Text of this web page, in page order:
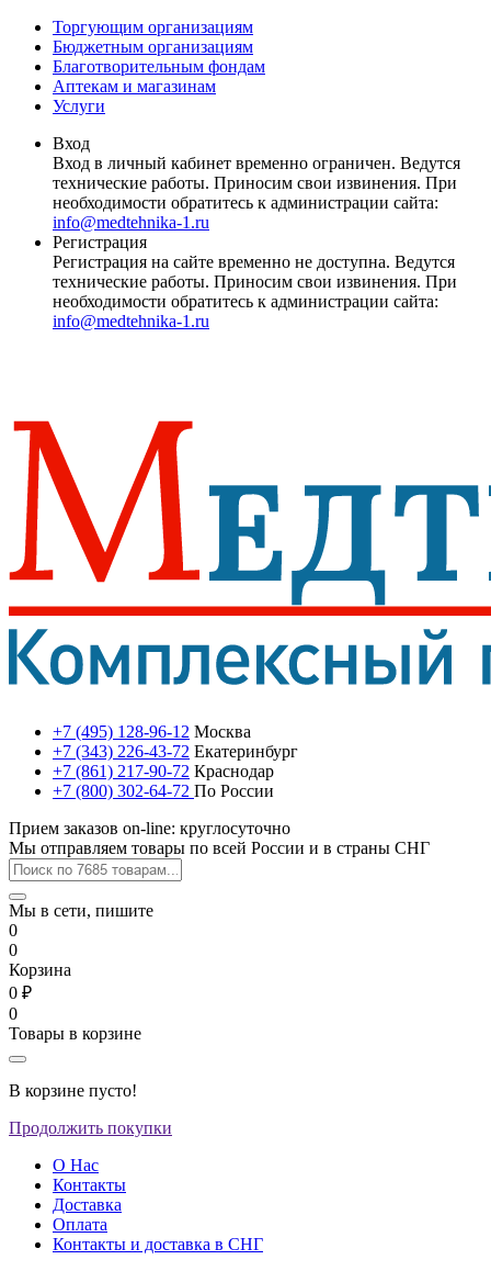
Торгующим организациям
Бюджетным организациям
Благотворительным фондам
Аптекам и магазинам
Услуги
Вход
Вход в личный кабинет временно ограничен. Ведутся
технические работы. Приносим свои извинения. При
необходимости обратитесь к администрации сайта:
info@medtehnika-1.ru
Регистрация
Регистрация на сайте временно не доступна. Ведутся
технические работы. Приносим свои извинения. При
необходимости обратитесь к администрации сайта:
info@medtehnika-1.ru
+7 (495) 128-96-12 Москва
+7 (343) 226-43-72 Екатеринбург
+7 (861) 217-90-72 Краснодар
+7 (800) 302-64-72 По России
Прием заказов on-line: круглосуточно
Мы отправляем товары по всей России и в страны СНГ
Мы в сети, пишите
0
0
Корзина
0 ₽
0
Товары в корзине
В корзине пусто!
Продолжить покупки
О Нас
Контакты
Доставка
Оплата
Контакты и доставка в СНГ